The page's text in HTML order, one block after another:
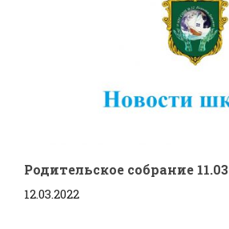
Родительское собрание 11.03
12.03.2022